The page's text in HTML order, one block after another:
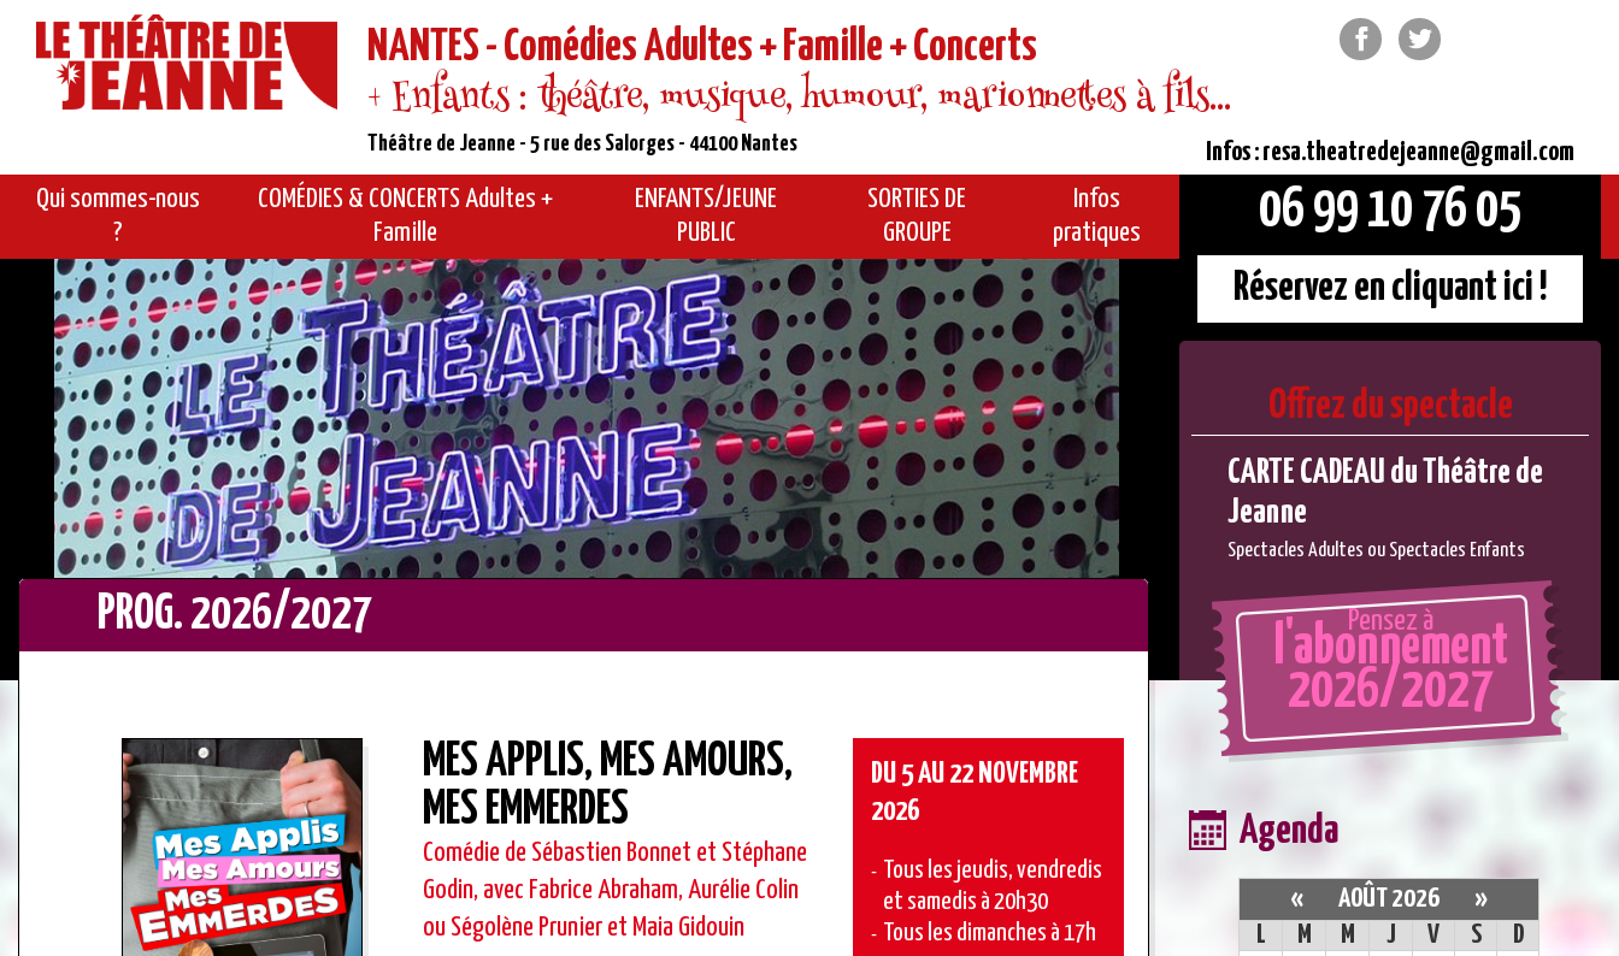
NANTES - Comédies Adultes + Famille + Concerts
+ Enfants : théâtre, musique, humour, marionnettes à fils...
Théâtre de Jeanne - 5 rue des Salorges - 44100 Nantes
FacebookTwitter
Qui sommes-nous
?
COMÉDIES & CONCERTS Adultes +
Famille
ENFANTS/JEUNE
PUBLIC
SORTIES DE
GROUPE
Infos
pratiques
Infos : resa.theatredejeanne@gmail.com
06 99 10 76 05
Réservez en cliquant ici !
Offrez du spectacle
CARTE CADEAU du Théâtre de
Jeanne
Spectacles Adultes ou Spectacles Enfants
PROG. 2026/2027
MES APPLIS, MES AMOURS,
MES EMMERDES
Comédie de Sébastien Bonnet et Stéphane
Godin, avec Fabrice Abraham, Aurélie Colin
ou Ségolène Prunier et Maia Gidouin
DU 5 AU 22 NOVEMBRE
2026
Tous les jeudis, vendredis
et samedis à 20h30
Tous les dimanches à 17h
Pensez à
l'abonnement
2026/2027
Agenda
« AOÛT 2026
»
L
M M J V S
D